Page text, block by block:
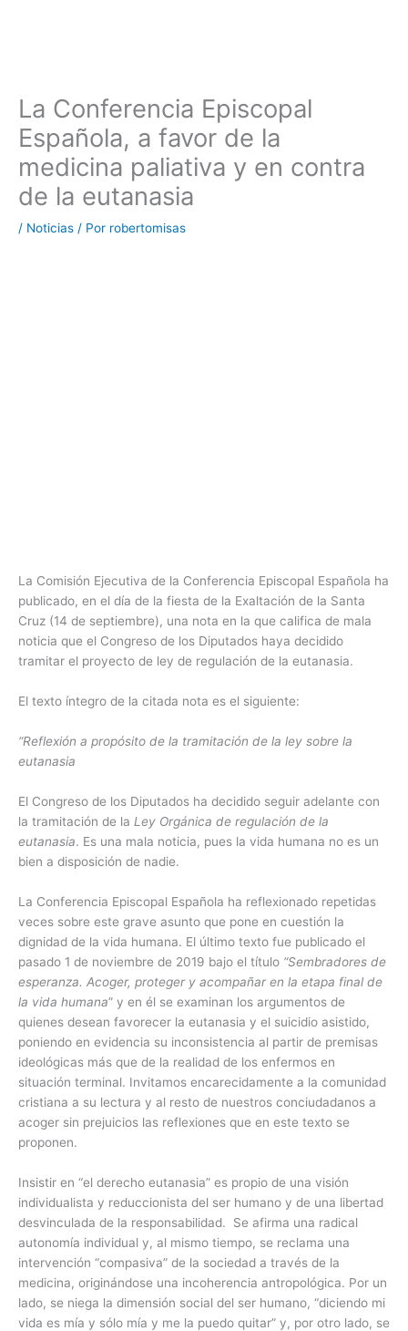
La Conferencia Episcopal
Española, a favor de la
medicina paliativa y en contra
de la eutanasia
/ Noticias / Por robertomisas
La Comisión Ejecutiva de la Conferencia Episcopal Española ha
publicado, en el día de la fiesta de la Exaltación de la Santa
Cruz (14 de septiembre), una nota en la que califica de mala
noticia que el Congreso de los Diputados haya decidido
tramitar el proyecto de ley de regulación de la eutanasia.
El texto íntegro de la citada nota es el siguiente:
“Reflexión a propósito de la tramitación de la ley sobre la
eutanasia
El Congreso de los Diputados ha decidido seguir adelante con
la tramitación de la Ley Orgánica de regulación de la
eutanasia. Es una mala noticia, pues la vida humana no es un
bien a disposición de nadie.
La Conferencia Episcopal Española ha reflexionado repetidas
veces sobre este grave asunto que pone en cuestión la
dignidad de la vida humana. El último texto fue publicado el
pasado 1 de noviembre de 2019 bajo el título “Sembradores de
esperanza. Acoger, proteger y acompañar en la etapa final de
la vida humana” y en él se examinan los argumentos de
quienes desean favorecer la eutanasia y el suicidio asistido,
poniendo en evidencia su inconsistencia al partir de premisas
ideológicas más que de la realidad de los enfermos en
situación terminal. Invitamos encarecidamente a la comunidad
cristiana a su lectura y al resto de nuestros conciudadanos a
acoger sin prejuicios las reflexiones que en este texto se
proponen.
Insistir en “el derecho eutanasia” es propio de una visión
individualista y reduccionista del ser humano y de una libertad
desvinculada de la responsabilidad. Se afirma una radical
autonomía individual y, al mismo tiempo, se reclama una
intervención “compasiva” de la sociedad a través de la
medicina, originándose una incoherencia antropológica. Por un
lado, se niega la dimensión social del ser humano, “diciendo mi
vida es mía y sólo mía y me la puedo quitar” y, por otro lado, se